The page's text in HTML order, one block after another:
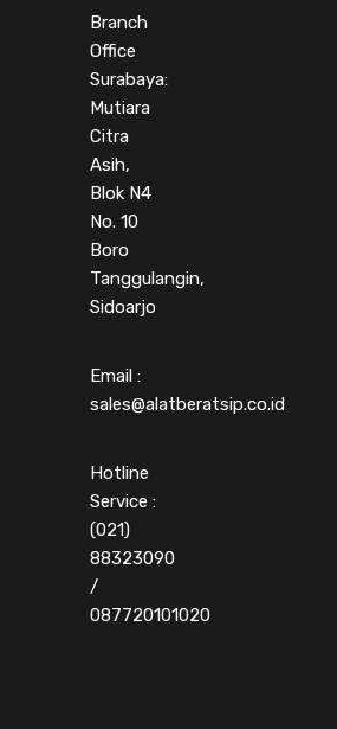
Branch
Office
Surabaya:
Mutiara
Citra
Asih,
Blok N4
No. 10
Boro
Tanggulangin,
Sidoarjo
Email :
sales@alatberatsip.co.id
Hotline
Service :
(021)
88323090
/
087720101020